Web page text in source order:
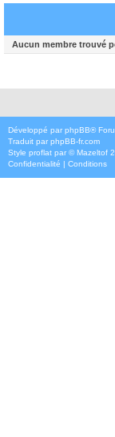
Aucun membre trouvé
Développé par phpBB®
Traduit par phpBB-fr.com
Style proflat par ©Mazeltof
Confidentialité | Conditions